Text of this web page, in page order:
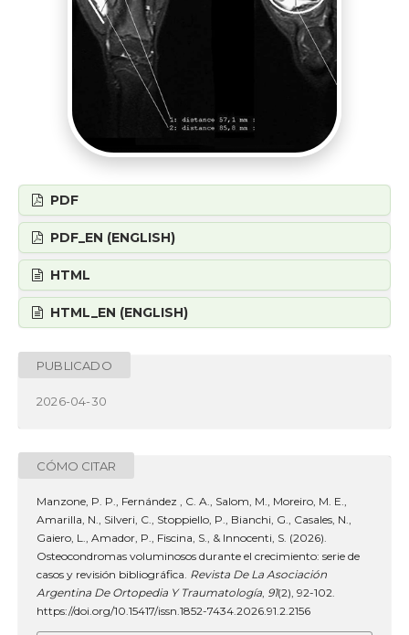
PDF
PDF_EN (ENGLISH)
HTML
HTML_EN (ENGLISH)
PUBLICADO
2026-04-30
CÓMO CITAR
Manzone, P. P., Fernández , C. A., Salom, M., Moreiro, M. E.,
Amarilla, N., Silveri, C., Stoppiello, P., Bianchi, G., Casales, N.,
Gaiero, L., Amador, P., Fiscina, S., & Innocenti, S. (2026).
Osteocondromas voluminosos durante el crecimiento: serie de
casos y revisión bibliográfica. Revista De La Asociación
Argentina De Ortopedia Y Traumatología, 91(2), 92-102.
https://doi.org/10.15417/issn.1852-7434.2026.91.2.2156